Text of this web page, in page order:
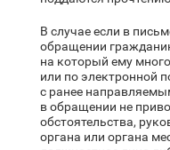
В случае если в
обращении
на который ему
или по электронной
с ранее
в обращении не
обстоятельства,
органа или органа